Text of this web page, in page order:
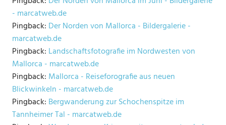
- marcatweb.de
Pingback: Der Norden von Mallorca - Bildergalerie -
marcatweb.de
Pingback: Landschaftsfotografie im Nordwesten von
Mallorca - marcatweb.de
Pingback: Mallorca - Reiseforografie aus neuen
Blickwinkeln - marcatweb.de
Pingback: Bergwanderung zur Schochenspitze im
Tannheimer Tal - marcatweb.de